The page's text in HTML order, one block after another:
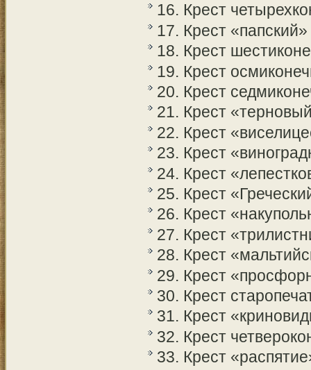
16. Крест
17. Крест
18. Крест
19. Крест
20. Крест
21. Крест
22. Крест
23. Крест
24. Крест
25. Крест
26. Крест
27. Крест
28. Крест
29. Крест
30. Крест
31. Крест
32. Крест
33. Крест